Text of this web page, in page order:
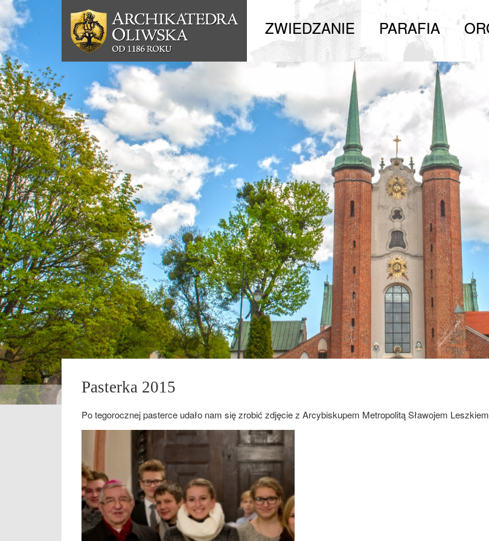
ZWIEDZANIE PARAFIA
Pasterka 2015
Po tegorocznej pasterce udało nam się zrobić zdjęcie z Arcybiskupem Metropolitą Sławojem